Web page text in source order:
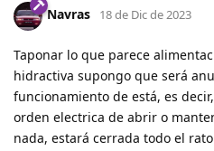
Navras 18 de Dic de 2023
Taponar lo que parece
hidractiva supongo que será
funcionamiento de está, es
orden electrica de abrir o
nada, estará cerrada todo el